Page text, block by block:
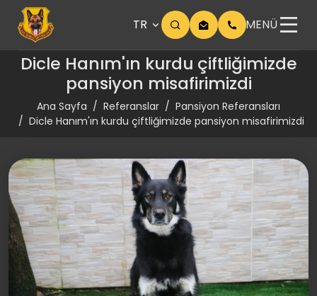
TR MENÜ
Dicle Hanım'ın kurdu çiftliğimizde
pansiyon misafirimizdi
Ana Sayfa Referanslar
Pansiyon Referansları
Dicle Hanım'ın kurdu çiftliğimizde pansiyon misafirimizdi